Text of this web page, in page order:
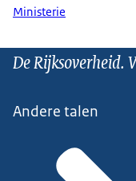
Ministerie
De Rijksoverheid.
Andere talen